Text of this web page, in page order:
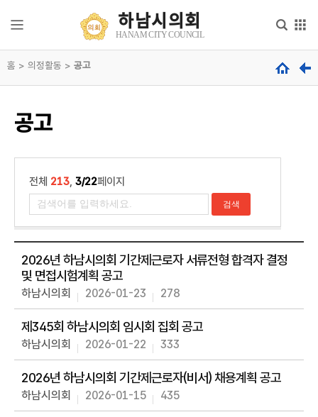
시
city
council
의
능
원
의
정
활
동
의
정
보
하남시의회
HANAM CITY COUNCIL
홈 > 의정활동 > 공고
공고
전체 213, 3/22페이지
2026년 하남시의회 기간제근로자 서류전형 합격자 결정
및 면접시험계획 공고
하남시의회 2026-01-23 278
제345회 하남시의회 임시회 집회 공고
하남시의회 2026-01-22 333
2026년 하남시의회 기간제근로자(비서) 채용계획 공고
하남시의회 2026-01-15 435